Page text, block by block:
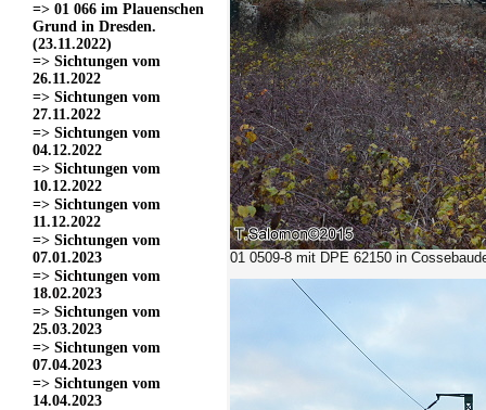
=> 01 066 im Plauenschen
Grund in Dresden.
(23.11.2022)
=> Sichtungen vom
26.11.2022
=> Sichtungen vom
27.11.2022
=> Sichtungen vom
04.12.2022
=> Sichtungen vom
10.12.2022
=> Sichtungen vom
11.12.2022
=> Sichtungen vom
07.01.2023
=> Sichtungen vom
18.02.2023
=> Sichtungen vom
25.03.2023
=> Sichtungen vom
07.04.2023
=> Sichtungen vom
14.04.2023
01 0509-8 mit DPE 62150 in